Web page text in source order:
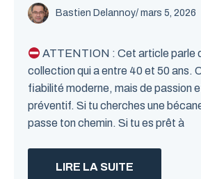
Bastien Delannoy/ mars 5, 2026
ATTENTION : Cet article parle
collection qui a entre 40 et 50 ans.
fiabilité moderne, mais de passion
préventif. Si tu cherches une
passe ton chemin. Si tu es prêt à
LIRE LA SUITE